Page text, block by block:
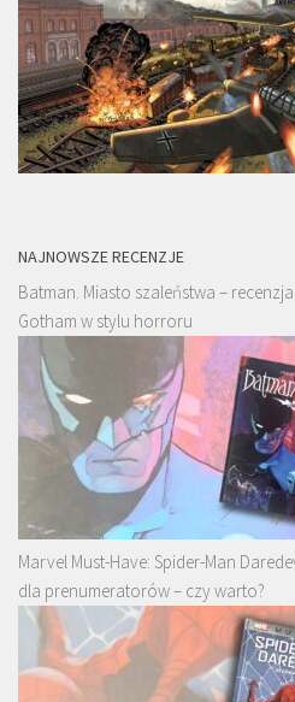
NAJNOWSZE RECENZJE
Batman. Miasto szaleństwa –
Gotham w stylu horroru
Marvel Must-Have: Spider-Man
dla prenumeratorów – czy warto?